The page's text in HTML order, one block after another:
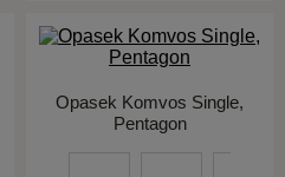
Opasek Komvos Single,
Pentagon